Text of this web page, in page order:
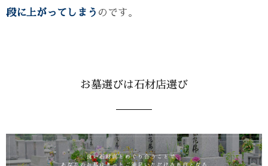
段に上がってしまう のです。
お墓選びは石材店選び